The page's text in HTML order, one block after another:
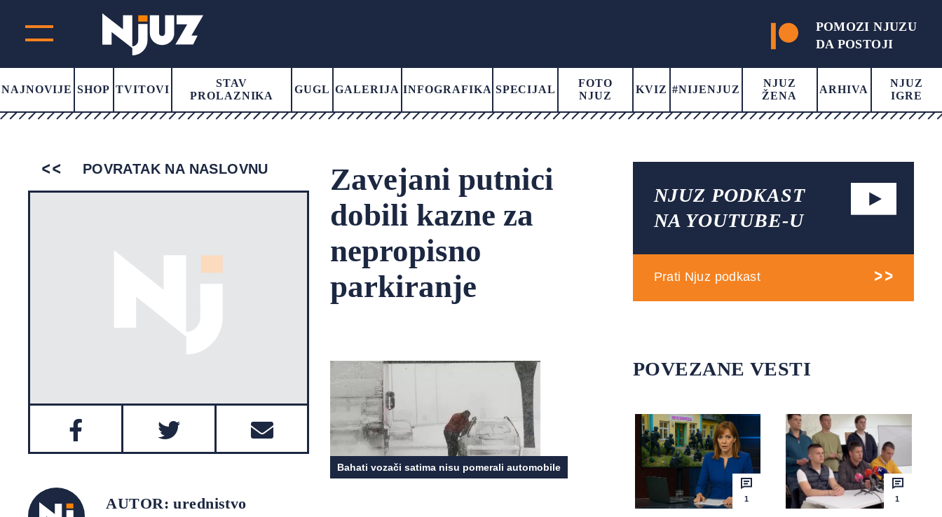
POMOZI NJUZU
DA POSTOJI
NAJNOVIJE SHOP TVITOVI
STAV
PROLAZNIKA
GUGL GALERIJA INFOGRAFIKA SPECIJAL
FOTO
NJUZ
KVIZ #NIJENJUZ
NJUZ
ŽENA
ARHIVA
NJUZ
IGRE
POVRATAK NA NASLOVNU
AUTOR: urednistvo
Zavejani putnici
dobili kazne za
nepropisno
parkiranje
Bahati vozači satima nisu pomerali automobile
NJUZ PODKAST
NA YOUTUBE-U
Prati Njuz podkast
POVEZANE VESTI
1 1